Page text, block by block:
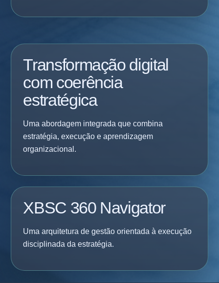
Transformação digital
com coerência
estratégica
Uma abordagem integrada que combina
estratégia, execução e aprendizagem
organizacional.
XBSC 360 Navigator
Uma arquitetura de gestão orientada à execução
disciplinada da estratégia.